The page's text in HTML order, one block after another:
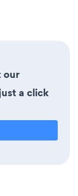
our
a click